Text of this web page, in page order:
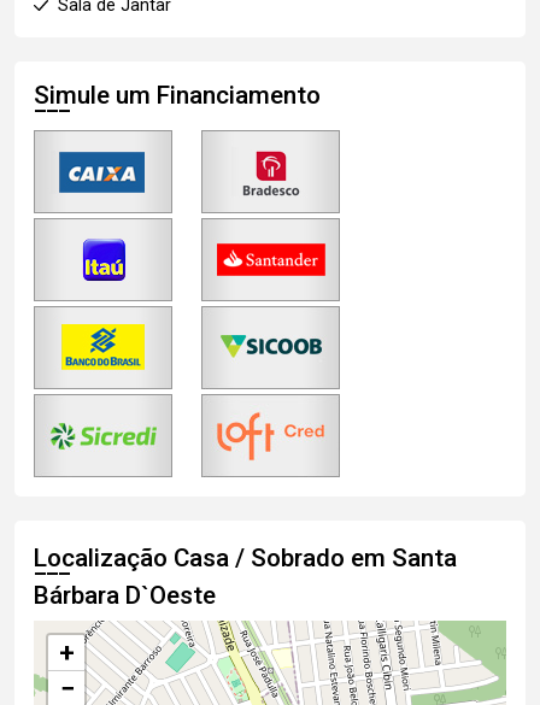
Sala de Jantar
Simule um Financiamento
Localização Casa / Sobrado em Santa
Bárbara D`Oeste
+
−